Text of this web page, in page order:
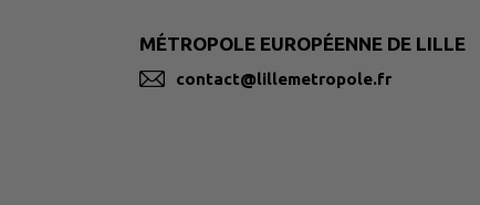
MÉTROPOLE EUROPÉENNE DE LILLE
contact@lillemetropole.fr